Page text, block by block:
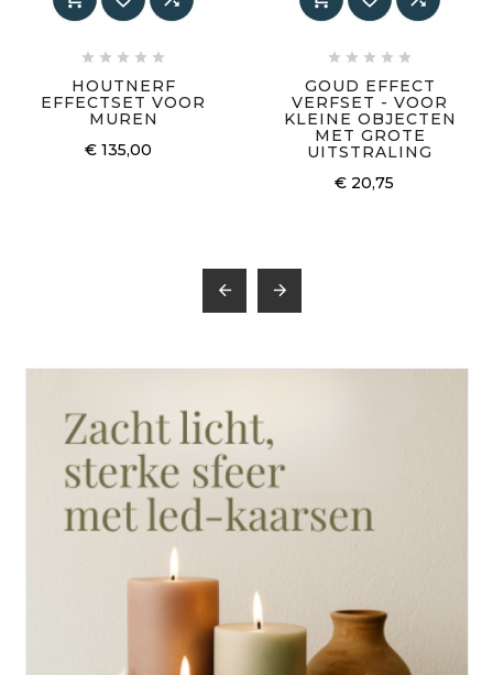
    
HOUTNERF
EFFECTSET VOOR
MUREN
€ 135,00
    
GOUD EFFECT
VERFSET - VOOR
KLEINE OBJECTEN
MET GROTE
UITSTRALING
€ 20,75
 